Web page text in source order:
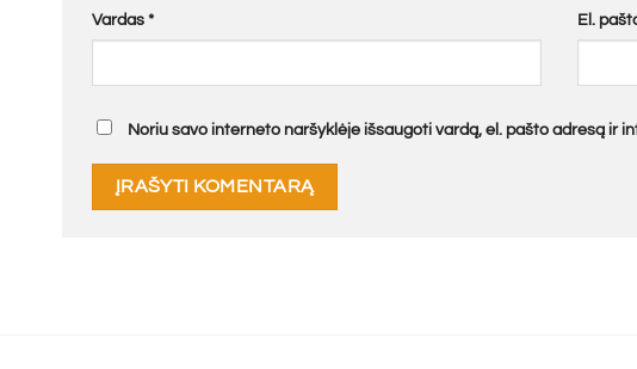
Vardas * El.
Noriu savo interneto naršyklėje išsaugoti vardą, el. pašto adresą ir